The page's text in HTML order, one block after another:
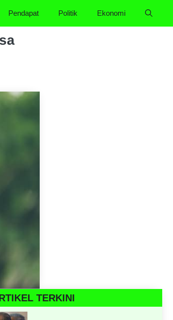
Pendapat Politik Ekonomi
TERKINI